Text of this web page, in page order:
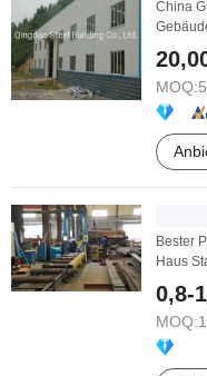
China
MOQ:
Bester
Haus
0,8-
MOQ: